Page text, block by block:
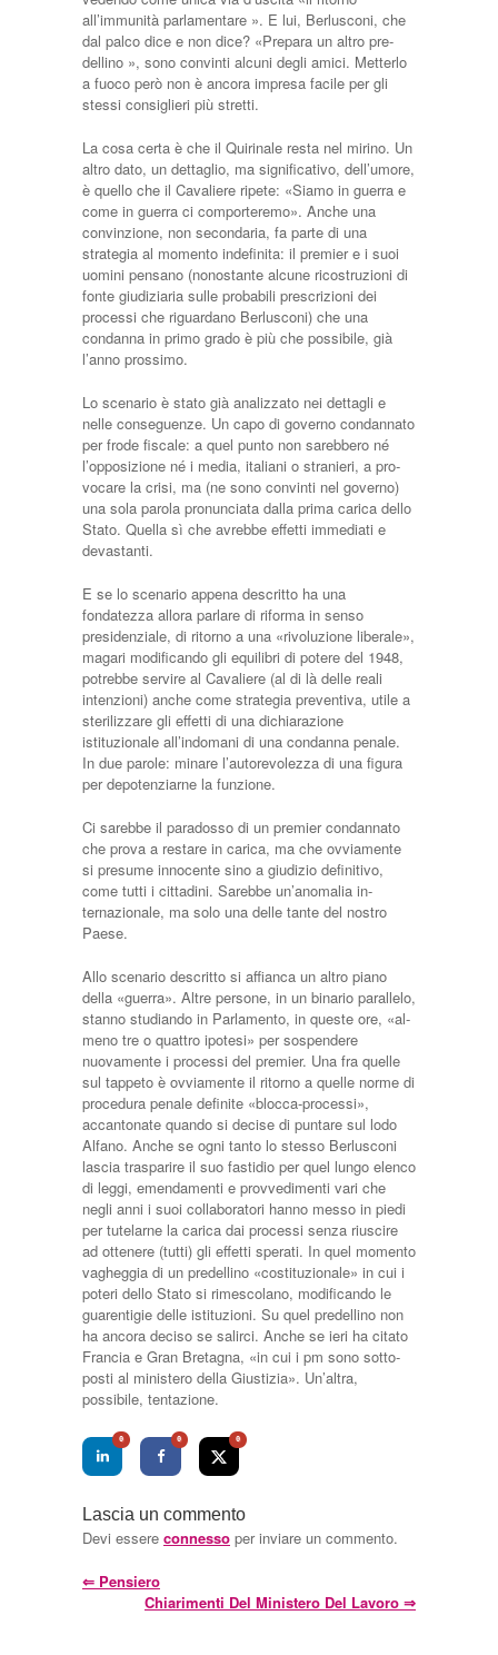
all’immunità parla­mentare ». E lui, Berlusconi, che
dal pal­co dice e non dice? «Prepara un altro pre­
dellino », sono convinti alcuni degli ami­ci. Metterlo
a fuoco però non è ancora impresa facile per gli
stessi consiglieri più stretti.
La cosa certa è che il Quirinale resta nel mirino. Un
altro dato, un dettaglio, ma significativo, dell’umore,
è quello che il Cavaliere ripete: «Siamo in guerra e
come in guerra ci comporteremo». An­che una
convinzione, non secondaria, fa parte di una
strategia al momento indefi­nita: il premier e i suoi
uomini pensano (nonostante alcune ricostruzioni di
fon­te giudiziaria sulle probabili prescrizioni dei
processi che riguardano Berlusconi) che una
condanna in primo grado è più che possibile, già
l’anno prossimo.
Lo scenario è stato già analizzato nei dettagli e
nelle conseguenze. Un capo di governo condannato
per frode fiscale: a quel punto non sarebbero né
l’opposizio­ne né i media, italiani o stranieri, a pro­
vocare la crisi, ma (ne sono convinti nel governo)
una sola parola pronunciata dalla prima carica dello
Stato. Quella sì che avrebbe effetti immediati e
deva­stanti.
E se lo scenario appena descritto ha una
fondatezza allora parlare di riforma in senso
presidenziale, di ritorno a una «rivoluzione liberale»,
magari modifi­cando gli equilibri di potere del 1948,
po­trebbe servire al Cavaliere (al di là delle reali
intenzioni) anche come strategia preventiva, utile a
sterilizzare gli effetti di una dichiarazione
istituzionale all’in­domani di una condanna penale.
In due parole: minare l’autorevolezza di una fi­gura
per depotenziarne la funzione.
Ci sarebbe il paradosso di un premier condannato
che prova a restare in cari­ca, ma che ovviamente
si presume inno­cente sino a giudizio definitivo,
come tutti i cittadini. Sarebbe un’anomalia in­
ternazionale, ma solo una delle tante del nostro
Paese.
Allo scenario descritto si affianca un altro piano
della «guerra». Altre perso­ne, in un binario parallelo,
stanno stu­diando in Parlamento, in queste ore, «al­
meno tre o quattro ipotesi» per sospen­dere
nuovamente i processi del premier. Una fra quelle
sul tappeto è ovviamente il ritorno a quelle norme di
procedura penale definite «blocca-processi»,
accan­tonate quando si decise di puntare sul lo­do
Alfano. Anche se ogni tanto lo stesso Berlusconi
lascia trasparire il suo fasti­dio per quel lungo elenco
di leggi, emen­damenti e provvedimenti vari che
negli anni i suoi collaboratori hanno messo in piedi
per tutelarne la carica dai processi senza riuscire
ad ottenere (tutti) gli effet­ti sperati. In quel momento
vagheggia di un predellino «costituzionale» in cui i
poteri dello Stato si rimescolano, modifi­cando le
guarentigie delle istituzioni. Su quel predellino non
ha ancora deciso se salirci. Anche se ieri ha citato
Francia e Gran Bretagna, «in cui i pm sono sotto­
posti al ministero della Giustizia». Un’al­tra,
possibile, tentazione.
0 0 0
Lascia un commento
Devi essere connesso per inviare un commento.
⇐ Pensiero
Chiarimenti Del Ministero Del Lavoro ⇒